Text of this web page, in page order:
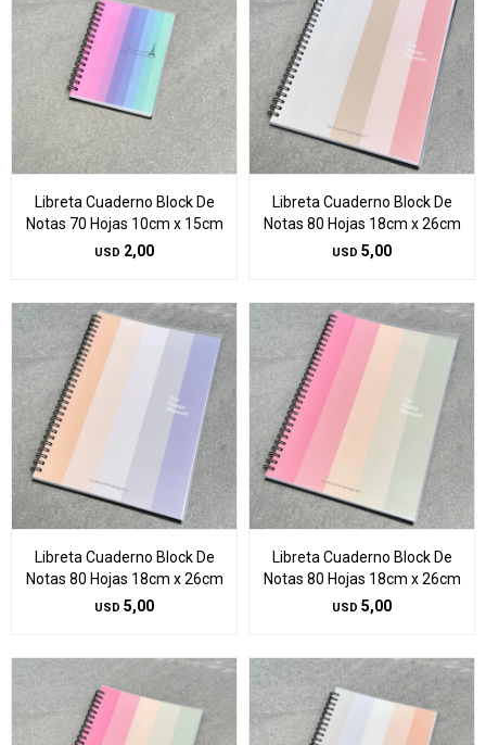
Libreta Cuaderno Block De
Notas 70 Hojas 10cm x 15cm
USD 2,00
Libreta Cuaderno Block De
Notas 80 Hojas 18cm x 26cm
USD 5,00
Libreta Cuaderno Block De
Notas 80 Hojas 18cm x 26cm
USD 5,00
Libreta Cuaderno Block De
Notas 80 Hojas 18cm x 26cm
USD 5,00